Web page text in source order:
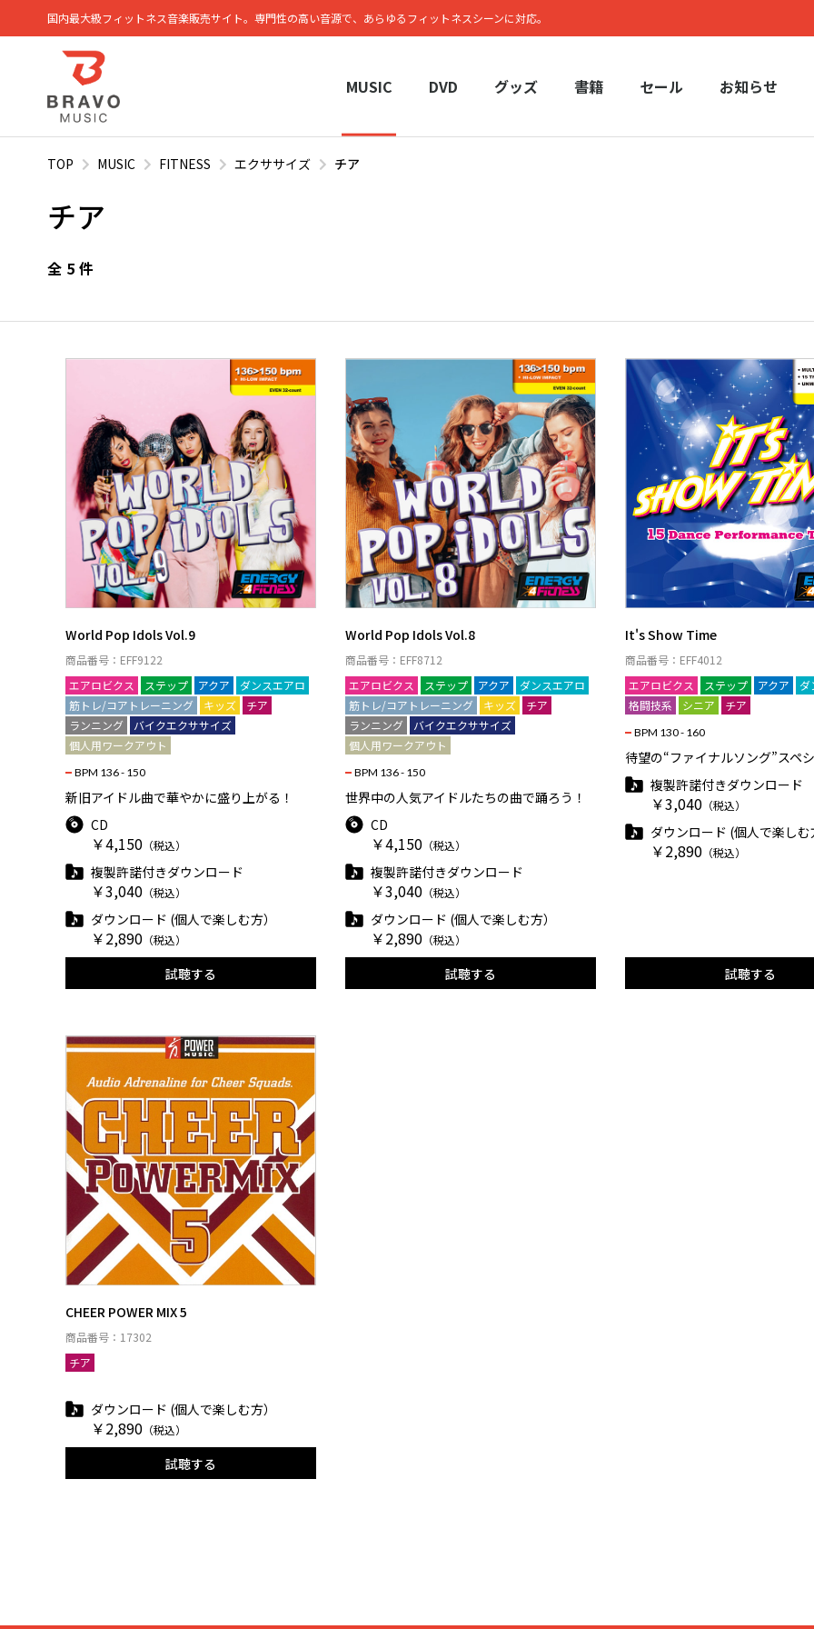
国内最大級フィットネス⾳楽販売サイト。専⾨性の⾼い⾳源で、あらゆるフィットネスシーンに対応。
MUSIC DVD グッズ 書籍 セール お知らせ
TOP MUSIC FITNESS エクササイズ チア
チア
全 5 件
World Pop Idols Vol.9
商品番号：EFF9122
エアロビクス
ステップ アクア
ダンスエアロ
筋トレ/コアトレーニング
キッズ
チア
ランニング
バイクエクササイズ
個人用ワークアウト
BPM 136 - 150
新旧アイドル曲で華やかに盛り上がる！
CD
￥4,150 （税込）
複製許諾付きダウンロード
￥3,040 （税込）
ダウンロード (個人で楽しむ方）
￥2,890 （税込）
試聴する
World Pop Idols Vol.8
商品番号：EFF8712
エアロビクス
ステップ アクア
ダンスエアロ
筋トレ/コアトレーニング
キッズ
チア
ランニング
バイクエクササイズ
個人用ワークアウト
BPM 136 - 150
世界中の人気アイドルたちの曲で踊ろう！
CD
￥4,150 （税込）
複製許諾付きダウンロード
￥3,040 （税込）
ダウンロード (個人で楽しむ方）
￥2,890 （税込）
試聴する
It's Show Time
商品番号：EFF4012
エアロビクス
ステップ アクア
ダ
格闘技系
シニア チア
BPM 130 - 160
待望の“ファイナルソング”スペ
複製許諾付きダウンロード
￥3,040 （税込）
ダウンロード (個人で楽しむ
￥2,890 （税込）
試聴する
CHEER POWER MIX 5
商品番号：17302
チア
ダウンロード (個人で楽しむ方）
￥2,890 （税込）
試聴する